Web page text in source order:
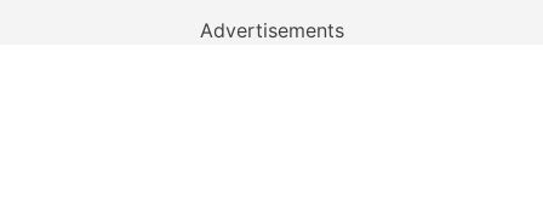
Advertisements